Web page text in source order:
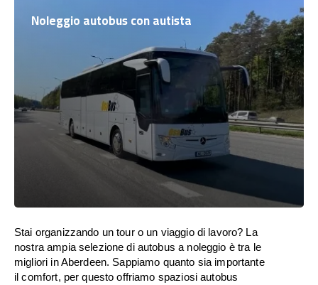
Noleggio autobus con autista
Stai organizzando un tour o un viaggio di lavoro? La
nostra ampia selezione di autobus a noleggio è tra le
migliori in Aberdeen. Sappiamo quanto sia importante
il comfort, per questo offriamo spaziosi autobus